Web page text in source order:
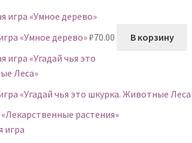
«Умное дерево»₽70.00 В корзину
«Угадай чья это шкурка. Животные